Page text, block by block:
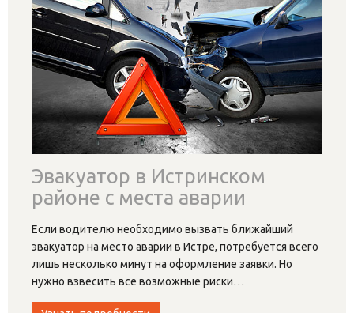
Эвакуатор в Истринском
районе с места аварии
Если водителю необходимо вызвать ближайший
эвакуатор на место аварии в Истре, потребуется всего
лишь несколько минут на оформление заявки. Но
нужно взвесить все возможные риски…